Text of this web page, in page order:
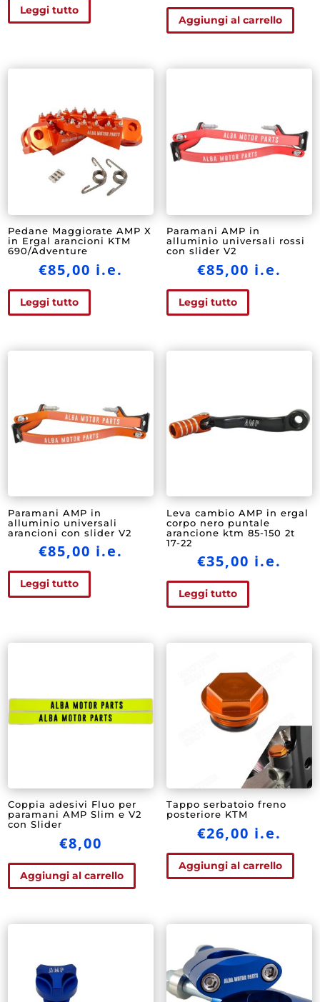
Leggi tutto
Aggiungi al carrello
Pedane Maggiorate AMP X
in Ergal arancioni KTM
690/Adventure
€85,00 i.e.
Leggi tutto
Paramani AMP in
alluminio universali rossi
con slider V2
€85,00 i.e.
Leggi tutto
Paramani AMP in
alluminio universali
arancioni con slider V2
€85,00 i.e.
Leggi tutto
Leva cambio AMP in ergal
corpo nero puntale
arancione ktm 85-150 2t
17-22
€35,00 i.e.
Leggi tutto
Coppia adesivi Fluo per
paramani AMP Slim e V2
con Slider
€8,00
Aggiungi al carrello
Tappo serbatoio freno
posteriore KTM
€26,00 i.e.
Aggiungi al carrello